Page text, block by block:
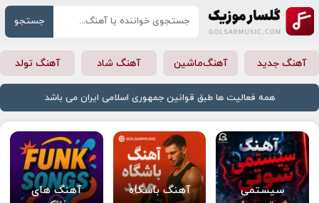
جستجو
آهنگ جدید آهنگ‌ماشین آهنگ شاد آهنگ تولد
همه فعالیت ها طبق قوانین جمهوری اسلامی ایران می باشد
سیستمی
آهنگ باشگاه
آهنگ های